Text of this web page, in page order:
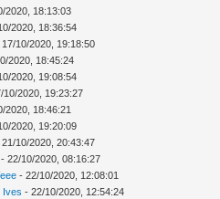
2020, 18:13:03
2020, 18:36:54
17/10/2020, 19:18:50
2020, 18:45:24
2020, 19:08:54
10/2020, 19:23:27
2020, 18:46:21
2020, 19:20:09
21/10/2020, 20:43:47
- 22/10/2020, 08:16:27
- 22/10/2020, 12:08:01
Ives - 22/10/2020, 12:54:24